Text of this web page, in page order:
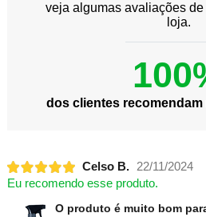
veja algumas avaliações
loja.
dos clientes
Celso B.
22/11/2024
Eu recomendo esse produto.
O produto é muito bom